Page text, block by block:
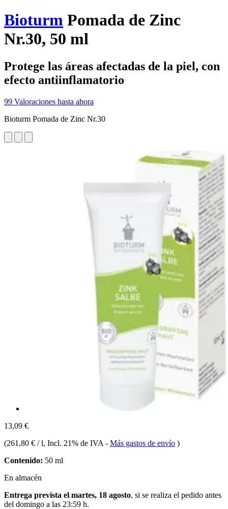
Bioturm Pomada de Zinc
Nr.30, 50 ml
Protege las áreas afectadas de la piel, con
efecto antiinflamatorio
99 Valoraciones hasta ahora
Bioturm Pomada de Zinc Nr.30
13,09 €
(261,80 € / l, Incl. 21% de IVA - Más gastos de envío )
Contenido: 50 ml
En almacén
Entrega prevista el martes, 18 agosto, si se realiza el pedido antes
del domingo a las 23:59 h.